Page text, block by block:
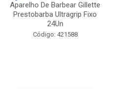
Aparelho De Barbear Gillette
Prestobarba Ultragrip Fixo
24Un
Código: 421588